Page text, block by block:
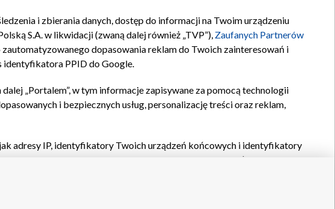
Biuro reklamy Kontakt
i zbierania danych, dostęp do informacji na Twoim urządzeniu
S.A. w likwidacji (zwaną dalej również „TVP”), Zaufanych Partnerów
dopasowania reklam do Twoich zainteresowań i
identyfikatora PPID do Google.
dalej „Portalem”, w tym informacje zapisywane za pomocą technologii
i bezpiecznych usług, personalizację treści oraz reklam,
adresy IP, identyfikatory Twoich urządzeń końcowych i identyfikatory
oraz pozostałych
do nich, wyboru podstawowych reklam, wyboru spersonalizowanych
treści, pomiaru wydajności reklam, pomiaru wydajności
zapewnienia bezpieczeństwa, zapobiegania oszustwom i usuwania